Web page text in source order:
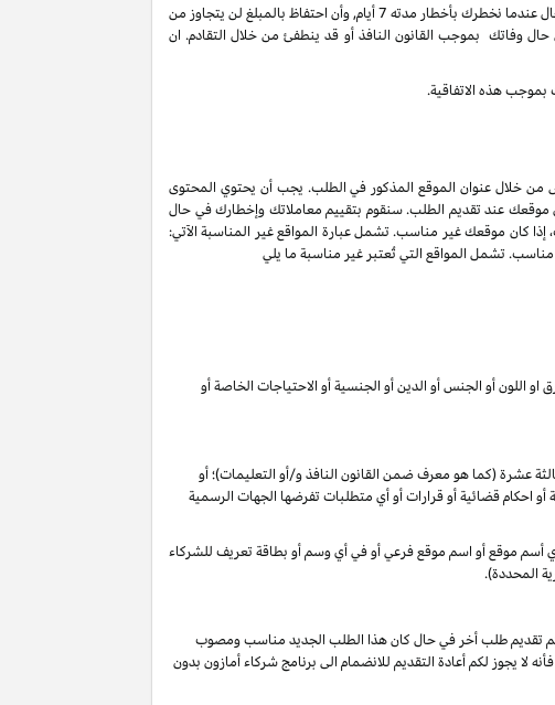
في أي وقت واذا لم يكن هنالك تحرك فعال على حسابك لأخر 3 سنوات, فأنه بحقنا أن نحتفظ بدخل عمولاتك المستحقة على حسابك الغير فعال عندما نخطرك بأخطار مدته 7 أيام, وأن احتفاظ بالمبلغ لن يتجاوز من
وفاتك بموجب القانون النافذ أو قد ينطفئ من خلال التقادم. ان
بموجب هذه الاتفاقية.
من خلال عنوان الموقع المذكور في الطلب. يجب أن يحتوي المحتوى
موقعك عند تقديم الطلب. سنقوم بتقييم معاملاتك وإخطارك في حال
كان موقعك غير مناسب. تشمل عبارة المواقع غير المناسبة الآتي:
تشمل المواقع التي تُعتبر غير مناسبة ما يلي
اللون أو الجنس أو الدين أو الجنسية أو الاحتياجات الخاصة أو
عشرة (كما هو معرف ضمن القانون النافذ و/أو التعليمات)؛ أو
أو احكام قضائية أو قرارات أو أي متطلبات تفرضها الجهات الرسمية
أي أسم موقع أو اسم موقع فرعي أو في أي وسم أو بطاقة تعريف للشركاء
المحددة).
تقديم طلب أخر في حال كان هذا الطلب الجديد مناسب ومصوب
(وفق تقديرنا الخاص), فأنه لا يجوز لكم أعادة التقديم للانضمام الى برنامج شركاء أمازون بدون